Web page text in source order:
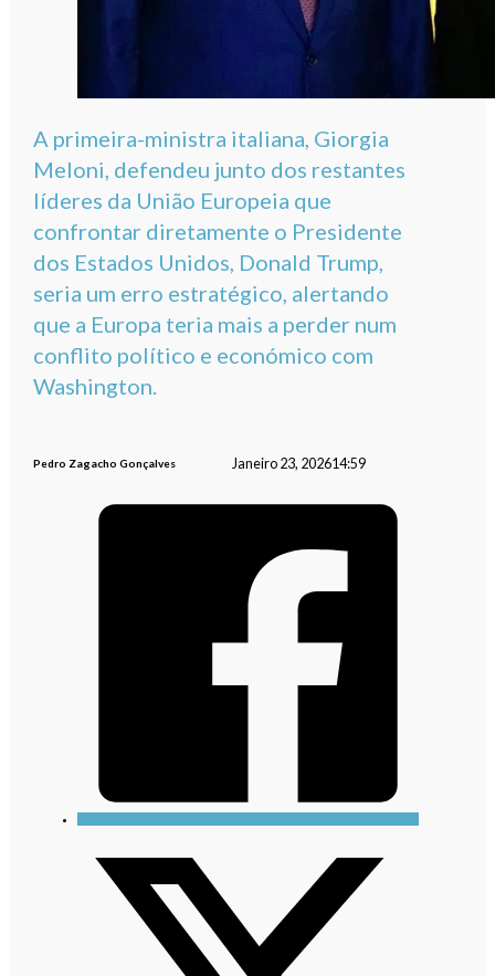
A primeira-ministra italiana, Giorgia
Meloni, defendeu junto dos restantes
líderes da União Europeia que
confrontar diretamente o Presidente
dos Estados Unidos, Donald Trump,
seria um erro estratégico, alertando
que a Europa teria mais a perder num
conflito político e económico com
Washington.
Pedro Zagacho Gonçalves Janeiro 23, 202614:59